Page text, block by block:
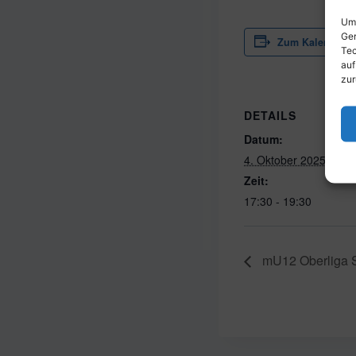
Zum Kalender
DETAILS
Datum:
4. Oktober 2025
Zeit:
17:30 - 19:30
mU12 Oberliga